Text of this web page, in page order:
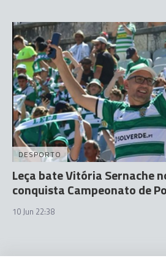
DESPORTO
Leça bate Vitória Sernache
conquista Campeonato de
10 Jun 22:38